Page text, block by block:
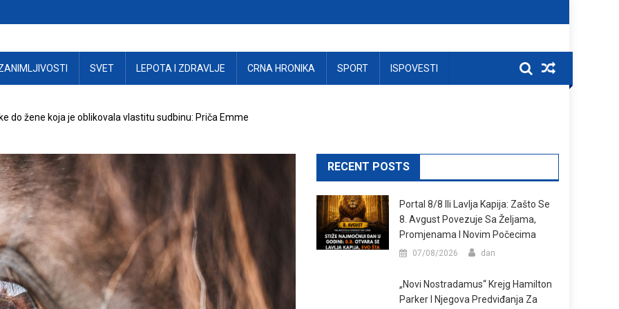
SVET LEPOTA I ZDRAVLJE CRNA HRONIKA SPORT ISPOVESTI
do žene koja je oblikovala vlastitu sudbinu: Priča Emme
RECENT POSTS
Portal 8/8 Ili Lavlja Kapija: Zašto Se
8. Avgust Povezuje Sa Željama,
Promjenama I Novim Počecima
07/08/2026 dan
„Novi Nostradamus“ Krejg Hamilton
Parker I Njegova Predviđanja Za